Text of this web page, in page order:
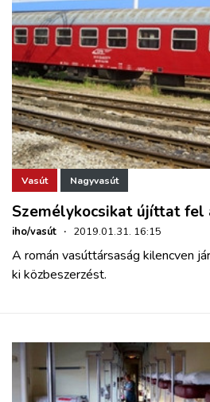
Vasút Nagyvasút
Személykocsikat újíttat fel
iho/vasút · 2019.01.31. 16:15
A román vasúttársaság kilencven
ki közbeszerzést.